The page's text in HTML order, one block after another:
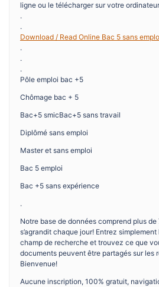
ligne ou le télécharger sur votre
.
.
Download / Read Online Bac 5 sans
.
.
.
Pôle emploi bac +5
Chômage bac + 5
Bac+5 smicBac+5 sans travail
Diplômé sans emploi
Master et sans emploi
Bac 5 emploi
Bac +5 sans expérience
.
Notre base de données comprend plus
s’agrandit chaque jour! Entrez
champ de recherche et trouvez ce que
documents peuvent être partagés sur les
Bienvenue!
Aucune inscription, 100% gratuit,